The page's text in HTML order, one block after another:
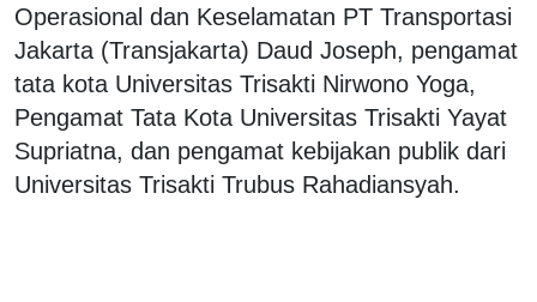
Operasional dan Keselamatan PT Transportasi
Jakarta (Transjakarta) Daud Joseph, pengamat
tata kota Universitas Trisakti Nirwono Yoga,
Pengamat Tata Kota Universitas Trisakti Yayat
Supriatna, dan pengamat kebijakan publik dari
Universitas Trisakti Trubus Rahadiansyah.